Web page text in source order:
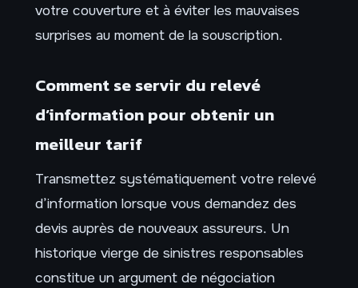
votre couverture et à éviter les mauvaises
surprises au moment de la souscription.
Comment se servir du relevé
d’information pour obtenir un
meilleur tarif
Transmettez systématiquement votre relevé
d’information lorsque vous demandez des
devis auprès de nouveaux assureurs. Un
historique vierge de sinistres responsables
constitue un argument de négociation